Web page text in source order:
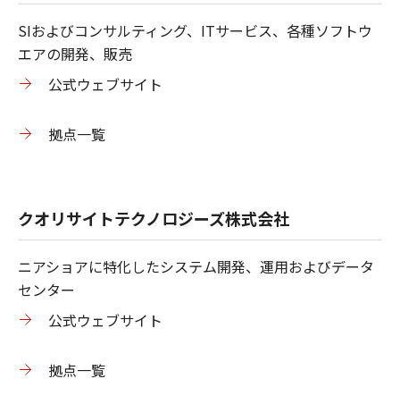
SIおよびコンサルティング、ITサービス、各種ソフトウ
エアの開発、販売
公式ウェブサイト
拠点一覧
クオリサイトテクノロジーズ株式会社
ニアショアに特化したシステム開発、運用およびデータ
センター
公式ウェブサイト
拠点一覧